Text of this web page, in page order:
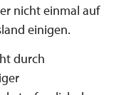
nicht einmal auf
einigen.
durch